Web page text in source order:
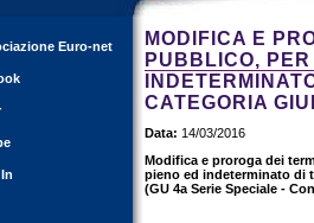
Euro-net
MODIFICA E
PUBBLICO,
CATEGORIA
Data: 14/03/2016
Modifica e proroga dei
pieno ed indeterminato di
(GU 4a Serie Speciale -